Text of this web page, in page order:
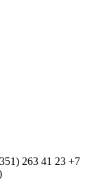
263 41 23 +7